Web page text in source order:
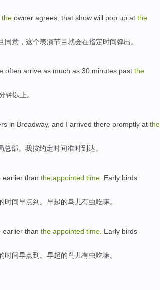
the owner agrees that show will pop up at the
同意 ， 这个表演节目就会在指定时间弹出 。
often arrive as much as 30 minutes past the
钟以上。
in Broadway, and I arrived there promptly at the
总部。 我按约定时间准时到达。
earlier than the appointed time Early birds
时间早点到 。 早起的鸟儿有虫吃嘛。
earlier than the appointed time Early birds
时间早点到 。 早起的鸟儿有虫吃嘛。